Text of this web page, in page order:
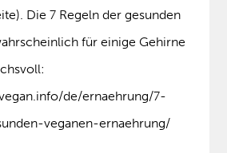
Die 7 Regeln der gesunden
für einige Gehirne
de/ernaehrung/7-
veganen-ernaehrung/